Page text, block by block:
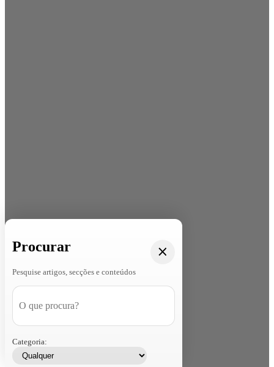
Procurar
Pesquise artigos, secções e conteúdos
Categoria: